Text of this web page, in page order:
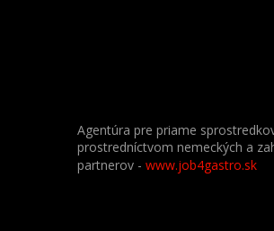
Agentúra pre priame
prostredníctvom nemeckých a
partnerov -www.job4gastro.sk